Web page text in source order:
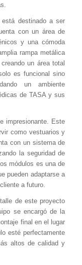
destinado a ser
con un área de
y una cómoda
rampa metálica
un área total
es funcional sino
un ambiente
de TASA y sus
impresionante. Este
como vestuarios y
con un sistema de
la seguridad de
módulos es una de
pueden adaptarse a
a futuro.
de este proyecto
se encargó de la
final en el lugar
esté perfectamente
altos de calidad y